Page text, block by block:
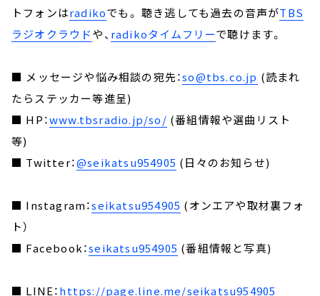
トフォンはradikoでも。 聴き逃しても過去の音声がTBS
ラジオクラウドや、 radikoタイムフリーで聴けます。
■ メッセージや悩み相談の宛先：so@tbs.co.jp (読まれ
たらステッカー等進呈)
■ HP：www.tbsradio.jp/so/ (番組情報や選曲リスト
等)
■ Twitter：@seikatsu954905 (日々のお知らせ)
■ Instagram：seikatsu954905 (オンエアや取材裏フォ
ト）
■ Facebook：seikatsu954905 (番組情報と写真)
■ LINE：https://page.line.me/seikatsu954905